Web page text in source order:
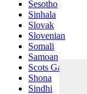
Sesotho
Sinhala
Slovak
Slovenian
Somali
Samoan
Scots Gaelic
Shona
Sindhi